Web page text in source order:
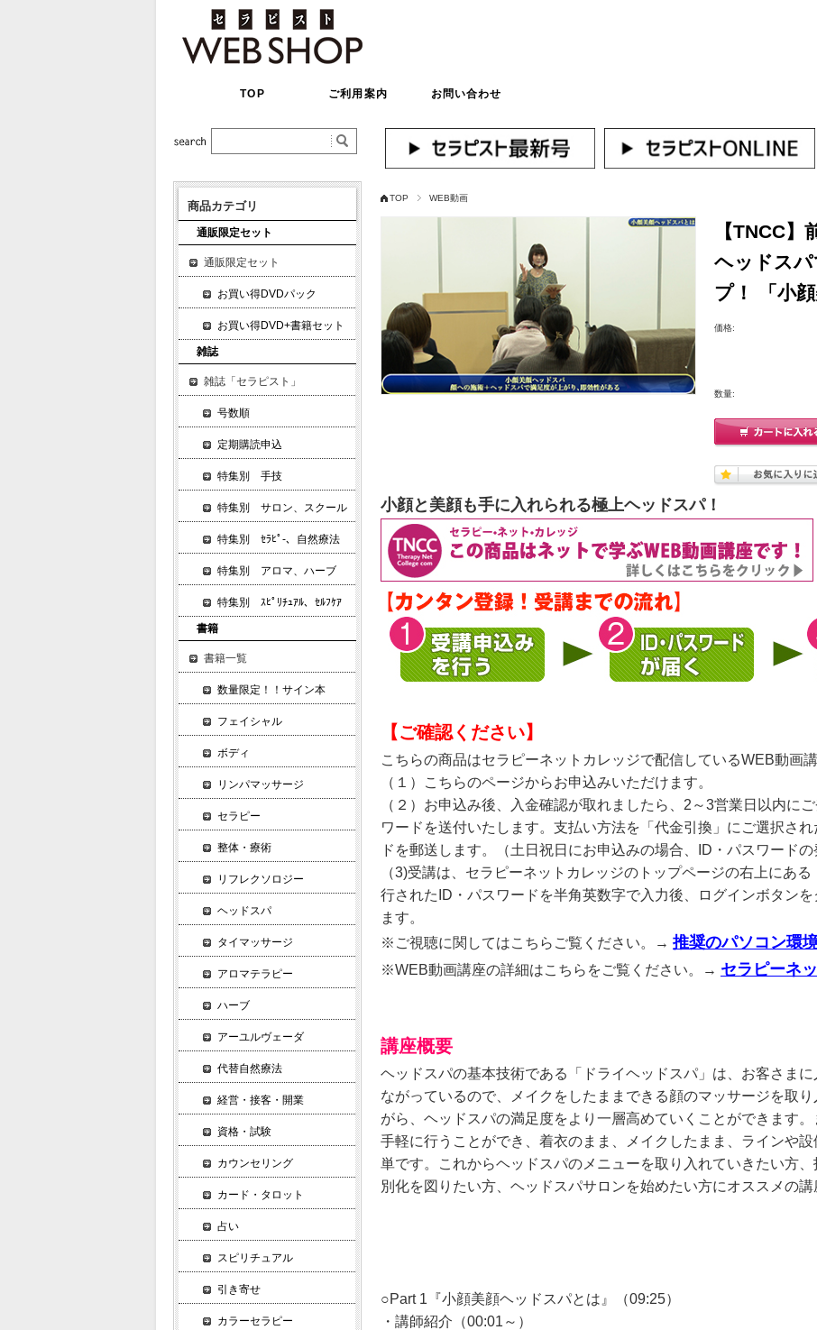
TOP ご利用案内 お問い合わせ
TOP WEB動画
【TNCC
ヘッドスパ
プ！ 「小
価格:
数量:
小顔と美顔も手に入れられる極上ヘッドスパ！
【ご確認ください】
こちらの商品はセラピーネットカレッジで配信しているWEB動画
（１）こちらのページからお申込みいただけます。
（２）お申込み後、入金確認が取れましたら、2～3営業日以内に
ワードを送付いたします。支払い方法を「代金引換」にご選択さ
ドを郵送します。（土日祝日にお申込みの場合、ID・パスワードの
（3)受講は、セラピーネットカレッジのトップページの右上にあ
行されたID・パスワードを半角英数字で入力後、ログインボタン
ます。
※ご視聴に関してはこちらご覧ください。→ 推奨のパソコン環
※WEB動画講座の詳細はこちらをご覧ください。→ セラピーネ
講座概要
ヘッドスパの基本技術である「ドライヘッドスパ」は、お客さま
ながっているので、メイクをしたままできる顔のマッサージを取
がら、ヘッドスパの満足度をより一層高めていくことができます
手軽に行うことができ、着衣のまま、メイクしたまま、ラインや
単です。これからヘッドスパのメニューを取り入れていきたい方
別化を図りたい方、ヘッドスパサロンを始めたい方にオススメの講
○Part 1『小顔美顔ヘッドスパとは』（09:25）
・講師紹介（00:01～）
商品カテゴリ
通販限定セット
通販限定セット
お買い得DVDパック
お買い得DVD+書籍セット
雑誌
雑誌「セラピスト」
号数順
定期購読申込
特集別 手技
特集別 サロン、スクール
特集別 ｾﾗﾋﾟ-、自然療法
特集別 アロマ、ハーブ
特集別 ｽﾋﾟﾘﾁｭｱﾙ、ｾﾙﾌｹｱ
書籍
書籍一覧
数量限定！！サイン本
フェイシャル
ボディ
リンパマッサージ
セラピー
整体・療術
リフレクソロジー
ヘッドスパ
タイマッサージ
アロマテラピー
ハーブ
アーユルヴェーダ
代替自然療法
経営・接客・開業
資格・試験
カウンセリング
カード・タロット
占い
スピリチュアル
引き寄せ
カラーセラピー